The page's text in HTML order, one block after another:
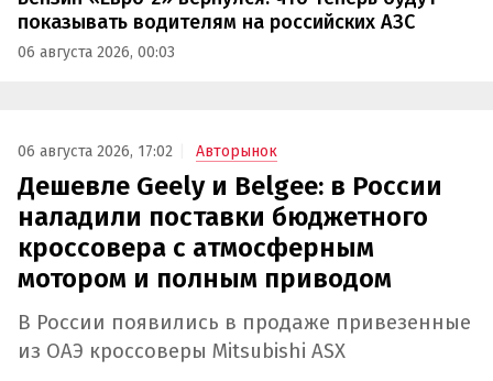
показывать водителям на российских АЗС
06 августа 2026, 00:03
06 августа 2026, 17:02 Авторынок
Дешевле Geely и Belgee: в России
наладили поставки бюджетного
кроссовера с атмосферным
мотором и полным приводом
В России появились в продаже привезенные
из ОАЭ кроссоверы Mitsubishi ASX